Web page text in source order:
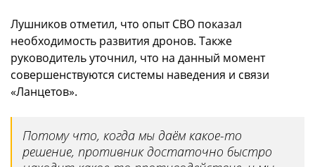
Лушников отметил, что опыт СВО показал
необходимость развития дронов. Также
руководитель уточнил, что на данный момент
совершенствуются системы наведения и связи
«Ланцетов».
Потому что, когда мы даём какое-то
решение, противник достаточно быстро